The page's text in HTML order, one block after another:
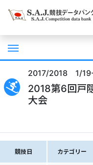
2017/2018 1/
2018第6回戸
大会
競技日 カテゴリー